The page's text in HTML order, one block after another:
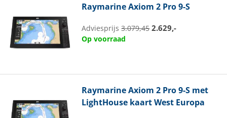
RaymarineAxiom 2 Pro 9-S
Adviesprijs3.079,45 2.629,-
Op voorraad
RaymarineAxiom 2 Pro 9-S met
LightHouse kaart West Europa